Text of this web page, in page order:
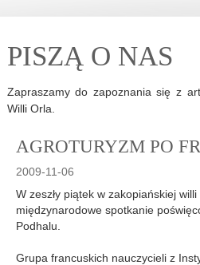
PISZĄ O NAS
Zapraszamy do zapoznania się z
Willi Orla.
AGROTURYZM PO
2009-11-06
W zeszły piątek w zakopiańskiej willi
międzynarodowe spotkanie
Podhalu.
Grupa francuskich nauczycieli z